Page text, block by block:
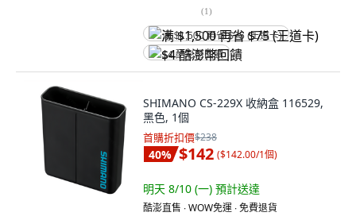
(1)
满 $1,500 再省 $75 (王道卡)
$4 酷澎幣回饋
SHIMANO CS-229X 收納盒 116529,
黑色, 1個
首購折扣價$238
40% $142 ($142.00/1個)
明天 8/10 (一) 預計送達
酷澎直售 ∙ WOW免運 ∙ 免費退貨